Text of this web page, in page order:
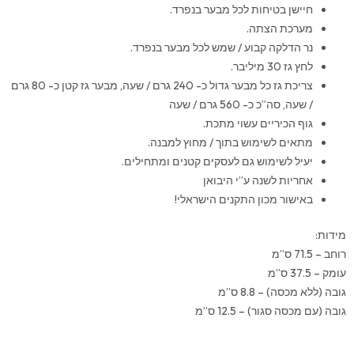
חיישן בטיחות לכל מבער בנפרד.
מערכת הצתה.
נר הדלקה קבוע / שמש לכל מבער בנפרד.
לחץ גז 30 מיליבר.
צריכת גז כל מבער גדול כ- 240 גרם / שעה, מבער גז קטן כ- 80 גרם
/ שעה, סה”כ כ- 560 גרם / שעה
גוף הכיריים עשוי מתכת.
מתאים לשימוש בתוך / מחוץ למבנה.
יעיל לשימוש גם לעסקים קטנים ומתחילים.
אחריות לשנה ע”י היבואן
באישור מכון התקנים הישראלי!
מידות:
רוחב – 71.5 ס”מ
עומק – 37.5 ס”מ
גובה (ללא מכסה) – 8.8 ס”מ
גובה (עם מכסה סגור) – 12.5 ס”מ